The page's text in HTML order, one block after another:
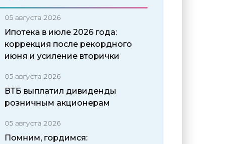
05 августа 2026
Ипотека в июле 2026 года:
коррекция после рекордного
июня и усиление вторички
05 августа 2026
ВТБ выплатил дивиденды
розничным акционерам
05 августа 2026
Помним, гордимся: